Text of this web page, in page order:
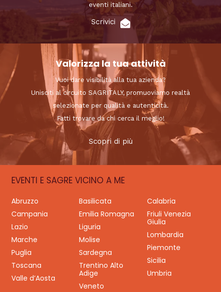
eventi italiani.
Scrivici
Valorizza la tua attività
Vuoi dare visibilità alla tua azienda?
Unisciti al circuito SAGRITALY, promuoviamo realtà
selezionate per qualità e autenticità.
Fatti trovare da chi cerca il meglio!
Scopri di più
EVENTI E SAGRE VICINO A ME
Abruzzo Basilicata
Calabria
Campania
Emilia Romagna
Friuli Venezia
Giulia
Lazio
Liguria
Lombardia
Marche
Molise
Piemonte
Puglia
Sardegna
Sicilia
Toscana
Trentino Alto
Adige
Umbria
Valle d’Aosta
Veneto